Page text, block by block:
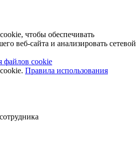
чтобы обеспечивать
веб-сайта и анализировать сетевой
файлов cookie
Правила использования